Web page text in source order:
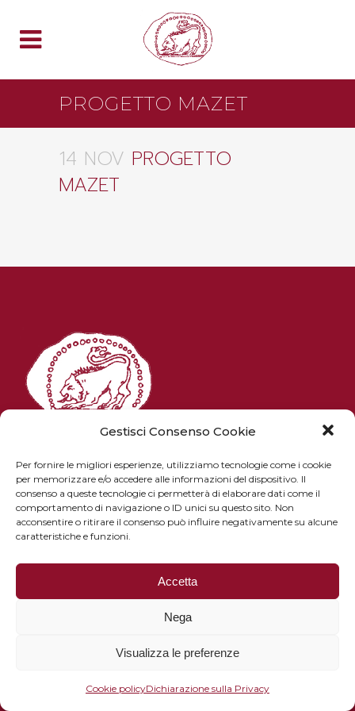
Gestisci Consenso Cookie
Per fornire le migliori esperienze, utilizziamo tecnologie come i cookie
per memorizzare e/o accedere alle informazioni del dispositivo. Il
consenso a queste tecnologie ci permetterà di elaborare dati come il
comportamento di navigazione o ID unici su questo sito. Non
acconsentire o ritirare il consenso può influire negativamente su alcune
caratteristiche e funzioni.
Accetta
Nega
Visualizza le preferenze
Cookie policyDichiarazione sulla Privacy
PROGETTO MAZET
14 NOV PROGETTO
MAZET
Piazza Pitti 1 - 50125 Firenze
email: istitutostudietruschi@gmail.com
PEC: istitutostudietruschi@pec.it